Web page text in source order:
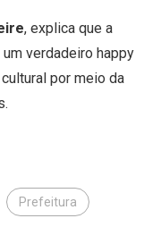
, explica que a
verdadeiro happy
por meio da
Prefeitura